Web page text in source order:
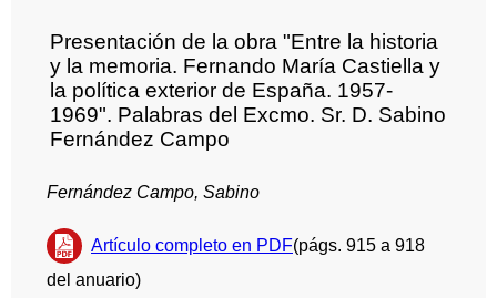
Presentación de la obra "Entre la historia
y la memoria. Fernando María Castiella y
la política exterior de España. 1957-
1969". Palabras del Excmo. Sr. D. Sabino
Fernández Campo
Fernández Campo, Sabino
Artículo completo en PDF(págs. 915 a 918
del anuario)